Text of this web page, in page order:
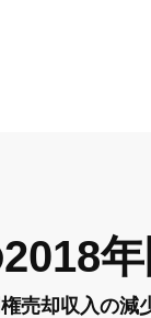
売却収入の減